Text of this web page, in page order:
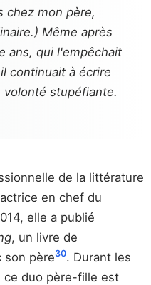
chez mon père,
Même après
ans, qui l'empêchait
continuait à écrire
stupéfiante.
de la littérature
en chef du
elle a publié
, un livre de
son père30. Durant les
ce duo père-fille est